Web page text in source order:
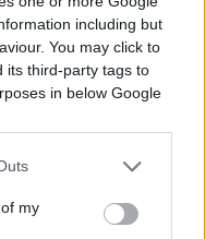
including but
You may click to
its third-party tags to
in below Google
my
non versa più la
mentre continua a
IVS per
del
ottiene più
contributivo